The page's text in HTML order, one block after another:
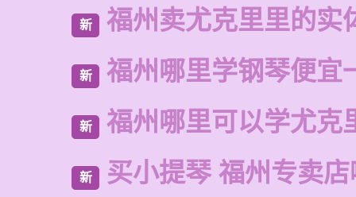
新 福州卖尤克里里的实
新 福州哪里学钢琴便宜
新 福州哪里可以学尤克
新 买小提琴 福州专卖